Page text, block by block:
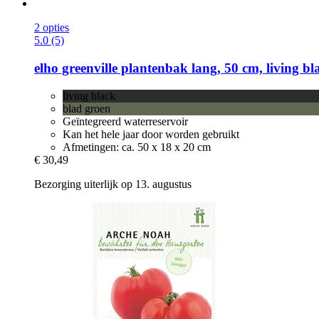
2 opties
5.0 (5)
elho greenville plantenbak lang, 50 cm, living
living black
blad groen
Geïntegreerd waterreservoir
Kan het hele jaar door worden gebruikt
Afmetingen: ca. 50 x 18 x 20 cm
€ 30,49
Bezorging uiterlijk op 13. augustus